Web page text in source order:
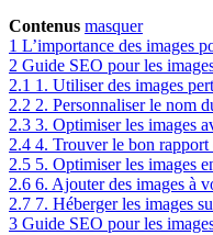
Contenus masquer
1 L’importance des images
2 Guide SEO pour les
2.1 1. Utiliser des images
2.2 2. Personnaliser le nom
2.3 3. Optimiser les images
2.4 4. Trouver le bon
2.5 5. Optimiser les images
2.6 6. Ajouter des images à
2.7 7. Héberger les images
3 Guide SEO pour les